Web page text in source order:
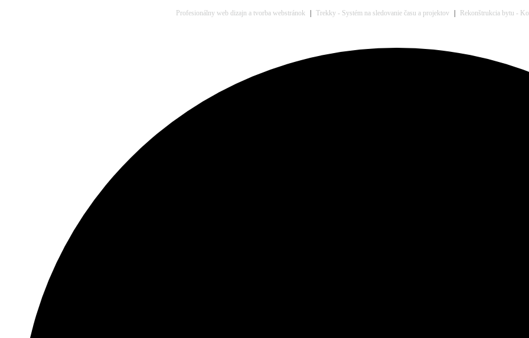
Profesionálny web dizajn a tvorba webstránok | Trekky - Systém na sledovanie času a projektov | Rekonštrukcia bytu -